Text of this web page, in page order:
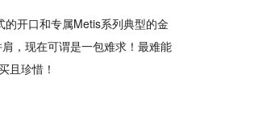
开口和专属Metis系列典型的金
，现在可谓是一包难求！最难能
且珍惜！